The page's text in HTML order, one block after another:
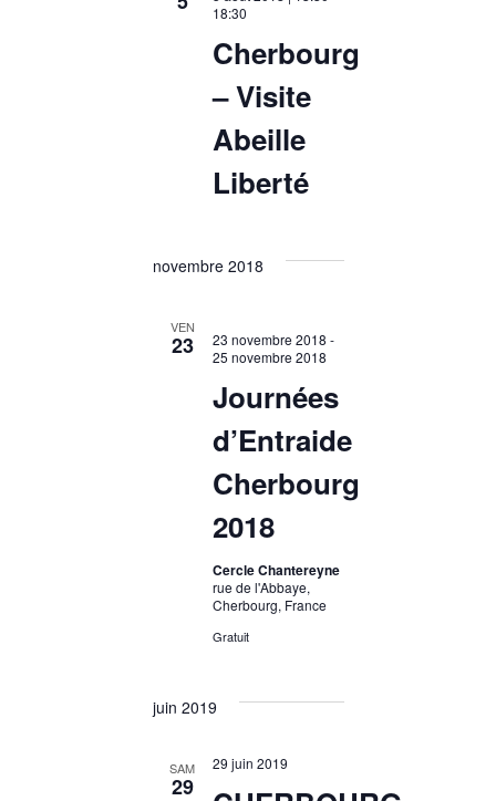
Cherbourg
– Visite
Abeille
Liberté
18:30
novembre 2018
VEN
23
Journées
d’Entraide
Cherbourg
2018
23 novembre 2018 -
25 novembre 2018
Cercle Chantereyne
rue de l'Abbaye,
Cherbourg, France
Gratuit
juin 2019
SAM
29
29 juin 2019